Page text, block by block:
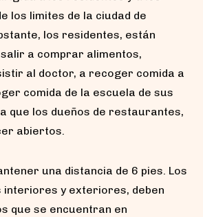
los limites de la ciudad de
los residentes, están
a comprar alimentos,
al doctor, a recoger comida a
comida de la escuela de sus
que los dueños de restaurantes,
abiertos.
una distancia de 6 pies. Los
interiores y exteriores, deben
que se encuentran en